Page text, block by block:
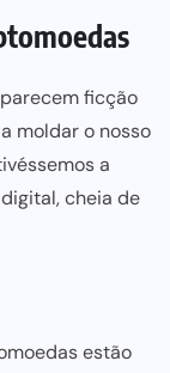
ficção
moldar o nosso
a
cheia de
estão